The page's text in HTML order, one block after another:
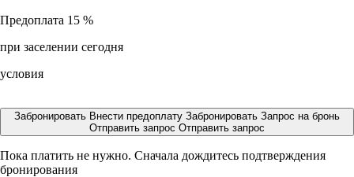
Предоплата 15 %
при заселении сегодня
условия
Забронировать Внести предоплату Забронировать Запрос на бронь
Отправить запрос Отправить запрос
Пока платить не нужно. Сначала дождитесь подтверждения
бронирования